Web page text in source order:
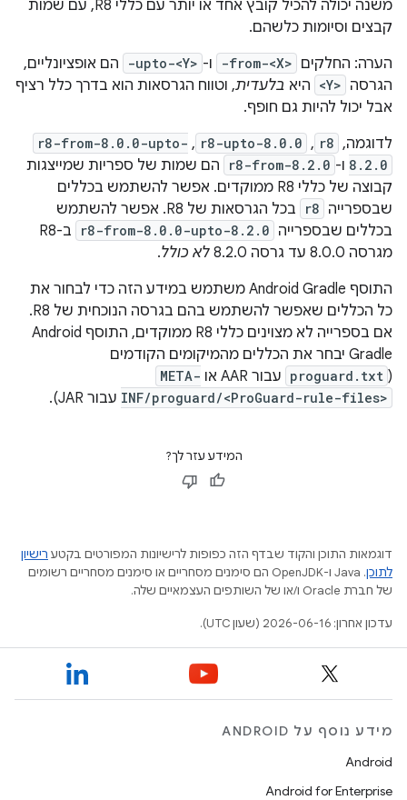
משנה יכולה להכיל קובץ אחד או יותר עם כללי R8, עם שמות
קבצים וסיומות כלשהם.
הערה: החלקים -from-<X> ו- -upto-<Y>
הם אופציונליים,
הגרסה <Y> היא בלעדית, וטווח הגרסאות הוא בדרך כלל רציף
אבל יכול להיות גם חופף.
לדוגמה, r8
,‏
r8-upto-8.0.0
,‏
r8-from-8.0.0-upto-
8.2.0 ו- r8-from-8.2.0
הם שמות של ספריות שמייצגות
קבוצה של כללי R8 ממוקדים. אפשר להשתמש בכללים
שבספרייה r8
בכל הגרסאות של R8. אפשר להשתמש
בכללים שבספרייה r8-from-8.0.0-upto-8.2.0
ב-R8
מגרסה 8.0.0 עד גרסה 8.2.0
לא כולל.
התוסף Android Gradle משתמש במידע הזה כדי לבחור את
כל הכללים שאפשר להשתמש בהם בגרסה הנוכחית של R8.
אם בספרייה לא מצוינים כללי R8 ממוקדים, התוסף Android
Gradle יבחר את הכללים מהמיקומים הקודמים
(
proguard.txt עבור AAR או
META-
INF/proguard/<ProGuard-rule-files> עבור JAR).
המידע עזר לך?
דוגמאות התוכן והקוד שבדף הזה כפופות לרישיונות המפורטים בקטע רישיון
לתוכן
.‏ Java ו-OpenJDK הם סימנים מסחריים או סימנים מסחריים רשומים
של חברת Oracle ו/או של השותפים העצמאיים שלה.
עדכון אחרון: 2026-06-16 (שעון UTC).
מידע נוסף על ANDROID
Android
Android for Enterprise